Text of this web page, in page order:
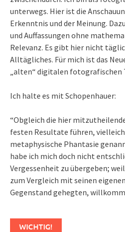
unterwegs. Hier ist die
Erkenntnis und der Meinung.
und Auffassungen ohne
Relevanz. Es gibt hier nicht
Alltägliches. Für mich ist das
„alten“ digitalen fotografischen
Ich halte es mit Schopenhauer:
“Obgleich die hier
festen Resultate führen,
metaphysische Phantasie
habe ich mich doch nicht
Vergessenheit zu übergeben;
zum Vergleich mit seinen
Gegenstand gehegten,
WICHTIG!